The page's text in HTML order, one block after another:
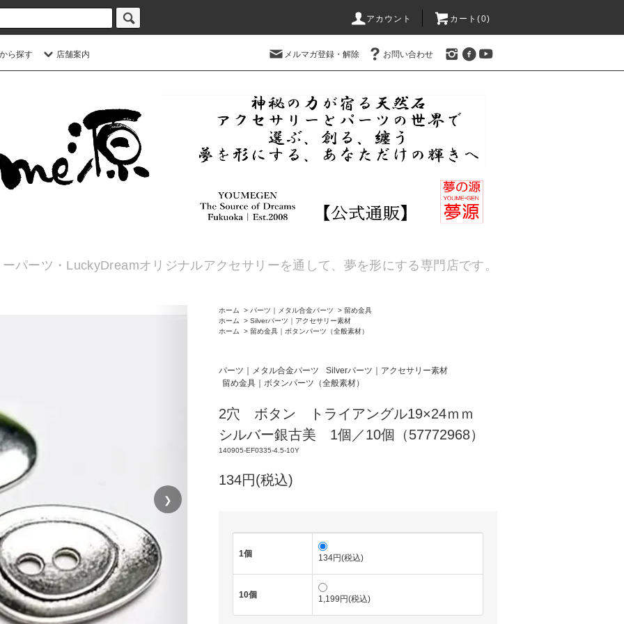
アカウント カート(0)
ら探す 店舗案内 メルマガ登録・解除 お問い合わせ
パーツ・LuckyDreamオリジナルアクセサリーを通して、夢を形にする専門店です。
❯
ホーム > パーツ｜メタル合金パーツ > 留め金具
ホーム
> Silverパーツ｜アクセサリー素材
ホーム
> 留め金具｜ボタンパーツ（全般素材）
パーツ｜メタル合金パーツ
Silverパーツ｜アクセサリー素材
留め金具｜ボタンパーツ（全般素材）
2穴 ボタン トライアングル19×24ｍｍ
シルバー銀古美 1個／10個（57772968）
140905-EF0335-4.5-10Y
134円(税込)
1個 134円(税込)
10個 1,199円(税込)